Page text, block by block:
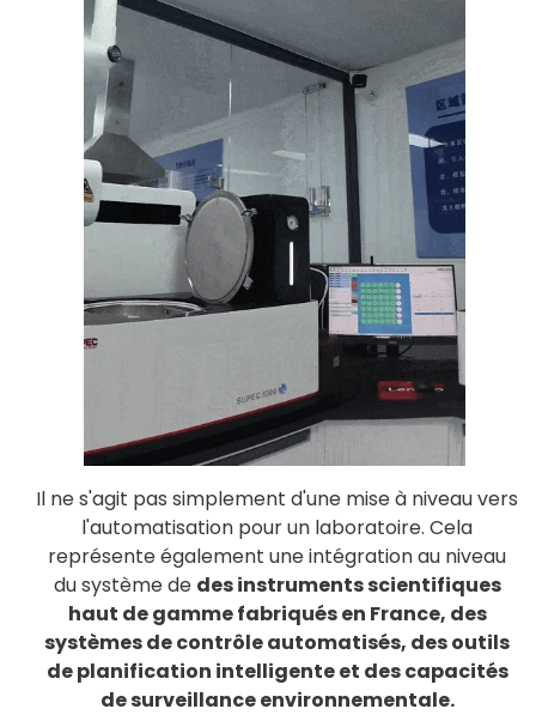
Il ne s'agit pas simplement d'une mise à niveau vers
l'automatisation pour un laboratoire. Cela
représente également une intégration au niveau
du système de des instruments scientifiques
haut de gamme fabriqués en France, des
systèmes de contrôle automatisés, des outils
de planification intelligente et des capacités
de surveillance environnementale.